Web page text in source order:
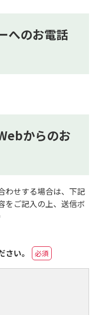
へのお電話
からのお
わせする場合は、下記
をご記入の上、送信ボ
い。 必須